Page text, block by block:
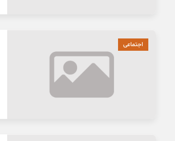
اجتماعی